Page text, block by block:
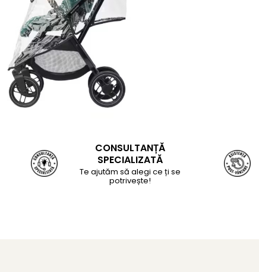
CONSULTANȚĂ
SPECIALIZATĂ
Te ajutăm să alegi ce ți se
potrivește!